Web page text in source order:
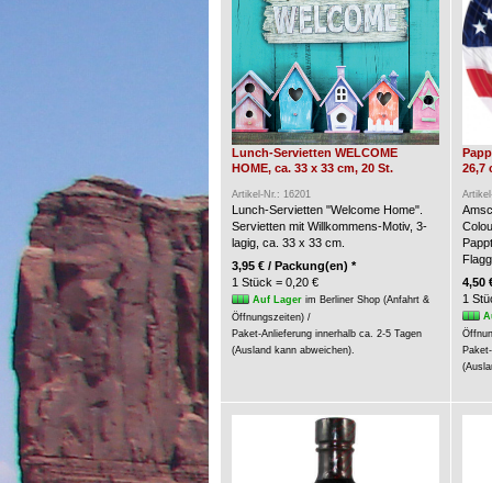
Lunch-Servietten WELCOME
HOME, ca. 33 x 33 cm, 20 St.
Artikel-Nr.: 16201
Lunch-Servietten "Welcome Home".
Servietten mit Willkommens-Motiv, 3-
lagig, ca. 33 x 33 cm.
3,95 € / Packung(en) *
1 Stück = 0,20 €
Auf Lagerim Berliner Shop (Anfahrt &
Öffnungszeiten) /
Paket-Anlieferung innerhalb ca. 2-5 Tagen
(Ausland kann abweichen).
26,7
4,50
1